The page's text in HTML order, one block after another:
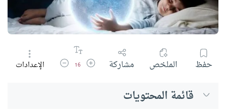
حفظ الملخص مشاركة زيادة حجم الخط
16 تقليل حجم الخط
الإعدادات
قائمة المحتويات